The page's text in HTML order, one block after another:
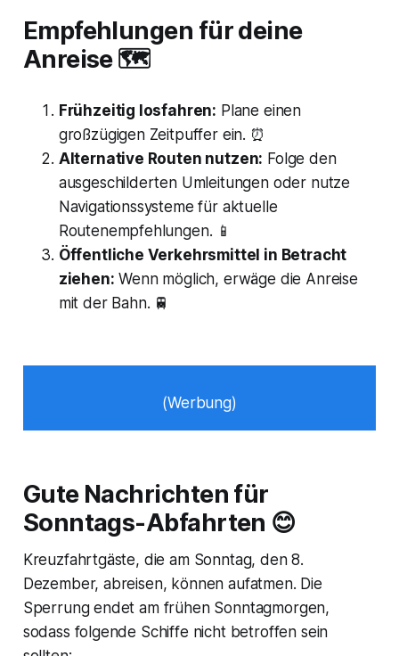
Empfehlungen für deine
Anreise 🗺️
Frühzeitig losfahren: Plane einen
großzügigen Zeitpuffer ein. ⏰
Alternative Routen nutzen: Folge den
ausgeschilderten Umleitungen oder nutze
Navigationssysteme für aktuelle
Routenempfehlungen. 📱
Öffentliche Verkehrsmittel in Betracht
ziehen: Wenn möglich, erwäge die Anreise
mit der Bahn. 🚆
(Werbung)
Gute Nachrichten für
Sonntags-Abfahrten 😊
Kreuzfahrtgäste, die am Sonntag, den 8.
Dezember, abreisen, können aufatmen. Die
Sperrung endet am frühen Sonntagmorgen,
sodass folgende Schiffe nicht betroffen sein